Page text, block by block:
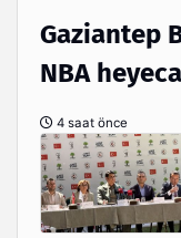
Gaziantep
NBA
4 saat önce